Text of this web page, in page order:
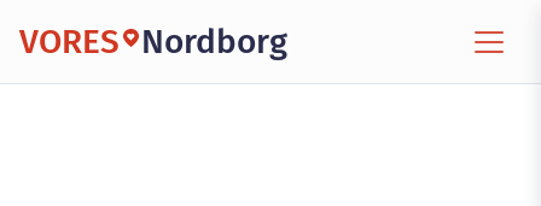
VORES Nordborg